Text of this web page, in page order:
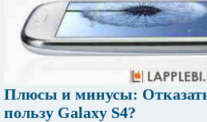
Плюсы и минусы:
пользу Galaxy S4?